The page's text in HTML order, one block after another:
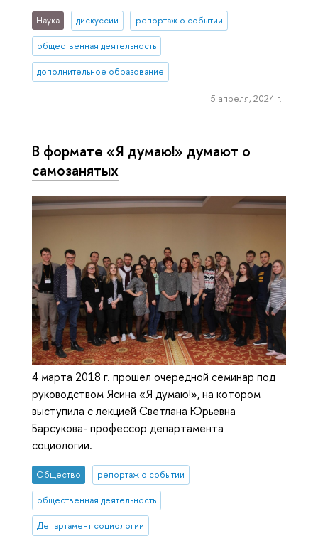
Наука дискуссии репортаж о событии
общественная деятельность
дополнительное образование
5 апреля, 2024 г.
В формате «Я думаю!» думают о
самозанятых
4 марта 2018 г. прошел очередной семинар под
руководством Ясина «Я думаю!», на котором
выступила с лекцией Светлана Юрьевна
Барсукова- профессор департамента
социологии.
Общество репортаж о событии
общественная деятельность
Департамент социологии